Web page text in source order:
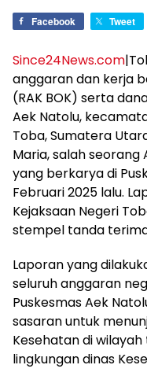
Facebook Tweet
Since24News.com
anggaran dan kerja
(RAK BOK) serta
Aek Natolu,
Toba, Sumatera
Maria, salah seorang
yang berkarya di
Februari 2025 lalu.
Kejaksaan Negeri
stempel tanda
Laporan yang
seluruh anggaran
Puskesmas Aek
sasaran untuk
Kesehatan di
lingkungan dinas